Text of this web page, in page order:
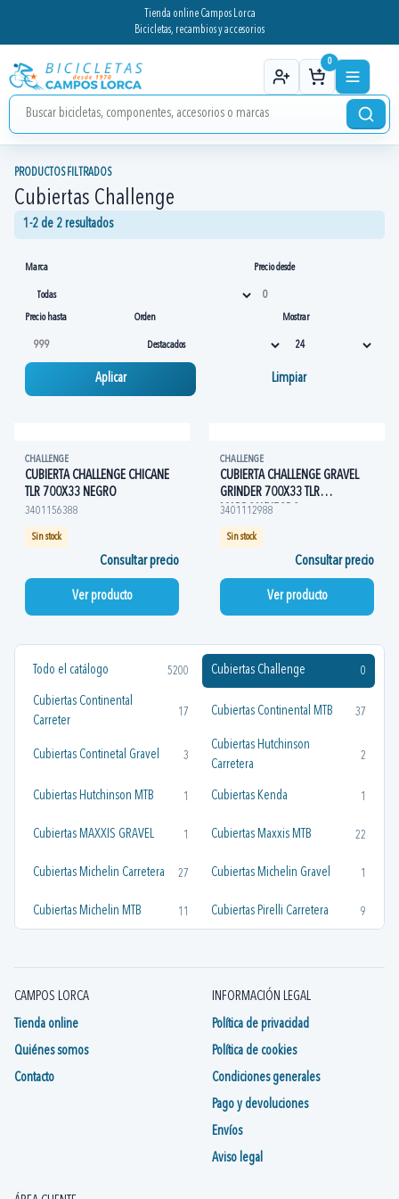
Tienda online Campos Lorca
Bicicletas, recambios y accesorios
0
Todo el catálogo 5200 Cubiertas Challenge 0
Cubiertas Continental
Carreter
17 Cubiertas Continental MTB 37
Cubiertas Continetal Gravel 3
Cubiertas Hutchinson
Carretera
2
Cubiertas Hutchinson MTB 1 Cubiertas Kenda 1
Cubiertas MAXXIS GRAVEL 1 Cubiertas Maxxis MTB 22
Cubiertas Michelin Carretera 27 Cubiertas Michelin Gravel 1
Cubiertas Michelin MTB 11 Cubiertas Pirelli Carretera 9
Cubiertas Rubena Cubiertas Schwalbe
Cubiertas Tufo Gravel Cubiertas Vittoria Carretera
Cubiertas Vittoria
Gravel/Ciclocross
Cubiertas Vittoria MTB
PRODUCTOS FILTRADOS
Cubiertas Challenge
1-2 de 2 resultados
Marca Precio desde
Precio hasta Orden Mostrar
Aplicar Limpiar
CHALLENGE
CUBIERTA CHALLENGE CHICANE
TLR 700X33 NEGRO
3401156388
Sin stock
Consultar precio
Ver producto
CHALLENGE
CUBIERTA CHALLENGE GRAVEL
GRINDER 700X33 TLR
MARRON/NEGRO
3401112988
Sin stock
Consultar precio
Ver producto
CAMPOS LORCA
Tienda online
Quiénes somos
Contacto
INFORMACIÓN LEGAL
Política de privacidad
Política de cookies
Condiciones generales
Pago y devoluciones
Envíos
Aviso legal